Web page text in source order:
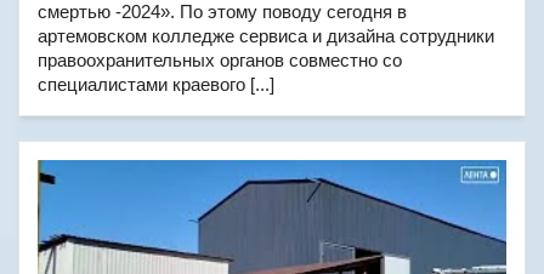
смертью -2024». По этому поводу сегодня в
артемовском колледже сервиса и дизайна сотрудники
правоохранительных органов совместно со
специалистами краевого [...]